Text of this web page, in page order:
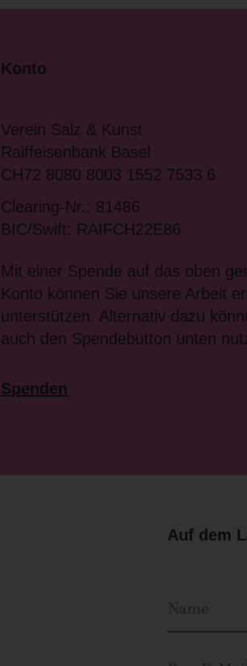
Konto
Verein Salz & Kunst
Raiffeisenbank Basel
CH72 8080 8003 1552 7533 6
Clearing-Nr.: 81486
BIC/Swift: RAIFCH22E86
Mit einer Spende auf das oben
Konto können Sie unsere Arbeit
unterstützen. Alternativ dazu
auch den Spendebutton unten
Spenden
Auf dem